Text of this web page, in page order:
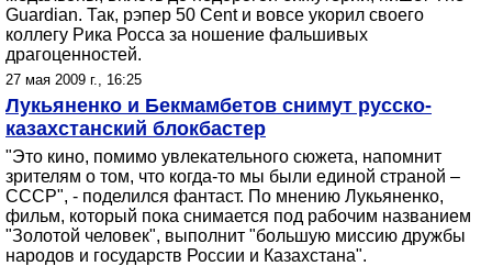
Guardian. Так, рэпер 50 Cent и вовсе укорил своего
коллегу Рика Росса за ношение фальшивых
драгоценностей.
27 мая 2009 г., 16:25
Лукьяненко и Бекмамбетов снимут русско-
казахстанский блокбастер
"Это кино, помимо увлекательного сюжета, напомнит
зрителям о том, что когда-то мы были единой страной –
СССР", - поделился фантаст. По мнению Лукьяненко,
фильм, который пока снимается под рабочим названием
"Золотой человек", выполнит "большую миссию дружбы
народов и государств России и Казахстана".